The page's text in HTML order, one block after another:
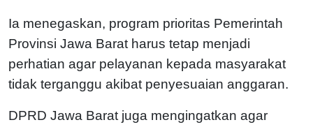
Ia menegaskan, program prioritas Pemerintah
Provinsi Jawa Barat harus tetap menjadi
perhatian agar pelayanan kepada masyarakat
tidak terganggu akibat penyesuaian anggaran.
DPRD Jawa Barat juga mengingatkan agar